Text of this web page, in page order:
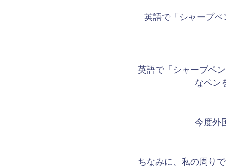
英語で「シャープ
英語で「シャープペ
なペン
今度外
ちなみに、私の周り